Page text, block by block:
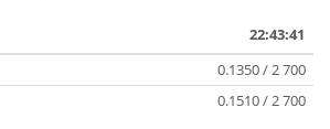
22:43:41
0.1350 / 2 700
0.1510 / 2 700